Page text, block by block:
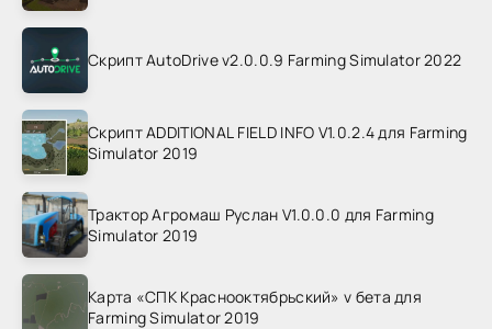
Скрипт AutoDrive v2.0.0.9 Farming Simulator 2022
Скрипт ADDITIONAL FIELD INFO V1.0.2.4 для Farming
Simulator 2019
Трактор Агромаш Руслан V1.0.0.0 для Farming
Simulator 2019
Карта «СПК Краснооктябрьский» v бета для
Farming Simulator 2019